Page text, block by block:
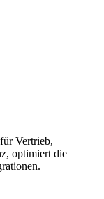
Vertrieb,
optimiert die